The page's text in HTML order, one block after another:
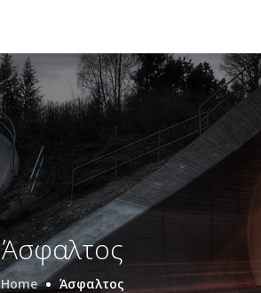
Άσφαλτος
Home Άσφαλτος